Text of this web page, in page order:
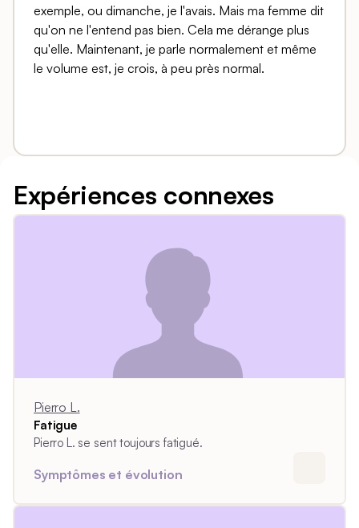
exemple, ou dimanche, je l'avais. Mais ma femme dit
qu'on ne l'entend pas bien. Cela me dérange plus
qu'elle. Maintenant, je parle normalement et même
le volume est, je crois, à peu près normal.
Expériences connexes
Pierro L.
Fatigue
Pierro L. se sent toujours fatigué.
Symptômes et évolution